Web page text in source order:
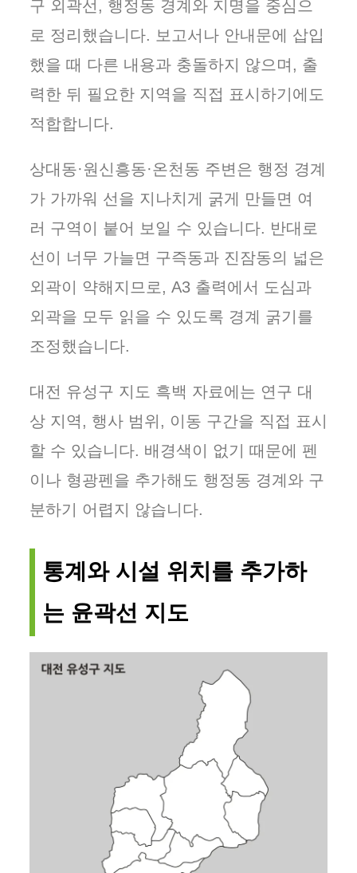
구 외곽선, 행정동 경계와 지명을 중심으
로 정리했습니다. 보고서나 안내문에 삽입
했을 때 다른 내용과 충돌하지 않으며, 출
력한 뒤 필요한 지역을 직접 표시하기에도
적합합니다.
상대동·원신흥동·온천동 주변은 행정 경계
가 가까워 선을 지나치게 굵게 만들면 여
러 구역이 붙어 보일 수 있습니다. 반대로
선이 너무 가늘면 구즉동과 진잠동의 넓은
외곽이 약해지므로, A3 출력에서 도심과
외곽을 모두 읽을 수 있도록 경계 굵기를
조정했습니다.
대전 유성구 지도 흑백 자료에는 연구 대
상 지역, 행사 범위, 이동 구간을 직접 표시
할 수 있습니다. 배경색이 없기 때문에 펜
이나 형광펜을 추가해도 행정동 경계와 구
분하기 어렵지 않습니다.
통계와 시설 위치를 추가하
는 윤곽선 지도